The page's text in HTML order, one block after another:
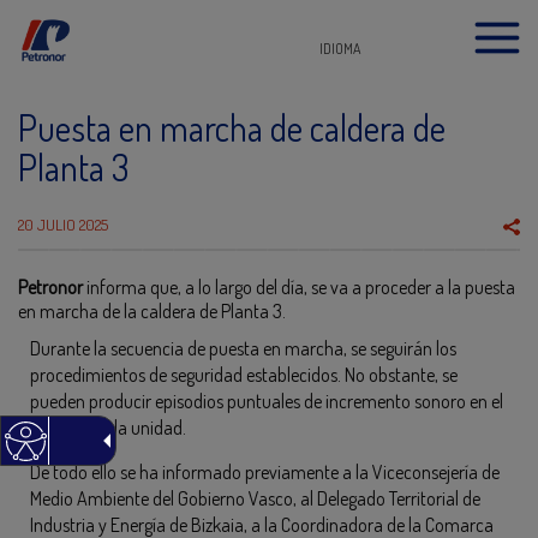
IDIOMA
Puesta en marcha de caldera de
Planta 3
20 JULIO 2025
Petronorinforma que, a lo largo del día, se va a proceder a la puesta
en marcha de la caldera de Planta 3.
Durante la secuencia de puesta en marcha, se seguirán los
procedimientos de seguridad establecidos. No obstante, se
pueden producir episodios puntuales de incremento sonoro en el
entorno de la unidad.
De todo ello se ha informado previamente a la Viceconsejería de
Medio Ambiente del Gobierno Vasco, al Delegado Territorial de
Industria y Energía de Bizkaia, a la Coordinadora de la Comarca